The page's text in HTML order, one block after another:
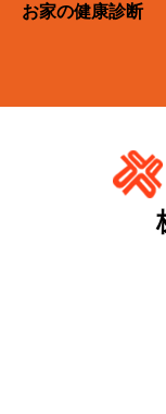
お家の健康診断